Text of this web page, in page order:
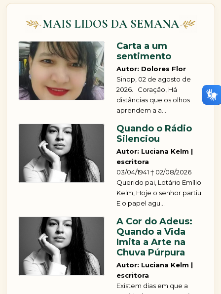
MAIS LIDOS DA SEMANA
Carta a um
sentimento
Autor: Dolores Flor
Sinop, 02 de agosto de
2026. Coração, Há
distâncias que os olhos
aprendem a a...
Quando o Rádio
Silenciou
Autor: Luciana Kelm |
escritora
03/04/1941 † 02/08/2026
Querido pai, Lotário Emílio
Kelm, Hoje o senhor partiu.
E o papel agu...
A Cor do Adeus:
Quando a Vida
Imita a Arte na
Chuva Púrpura
Autor: Luciana Kelm |
escritora
Existem dias em que a